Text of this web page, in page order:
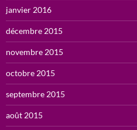
janvier 2016
décembre 2015
novembre 2015
octobre 2015
septembre 2015
août 2015